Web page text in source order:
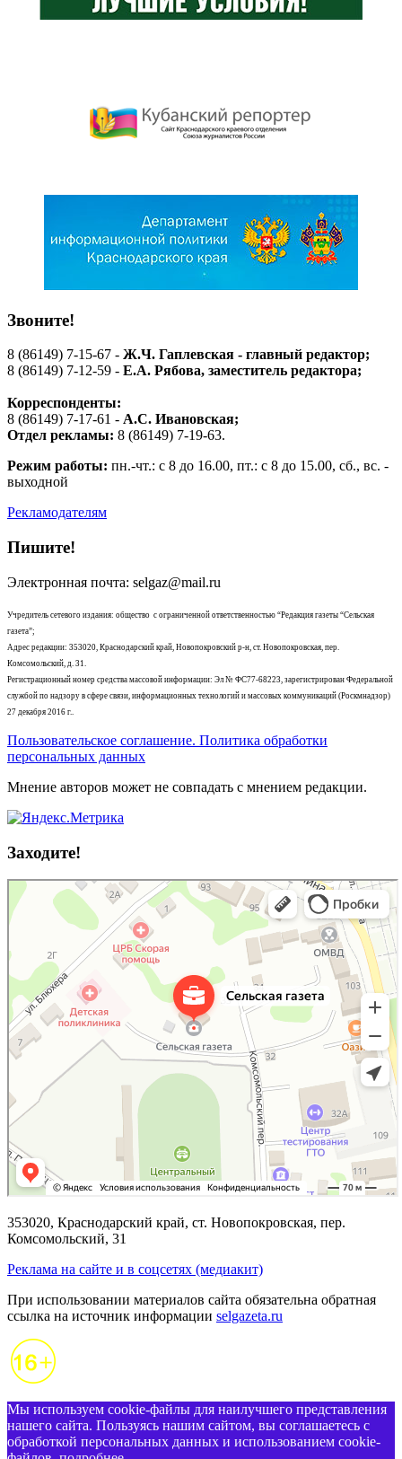
Звоните!
8 (86149) 7-15-67 - Ж.Ч. Гаплевская - главный редактор;
8 (86149) 7-12-59 - Е.А. Рябова, заместитель редактора;
Корреспонденты:
8 (86149) 7-17-61 - А.С. Ивановская;
Отдел рекламы: 8 (86149) 7-19-63.
Режим работы: пн.-чт.: с 8 до 16.00, пт.: с 8 до 15.00, сб., вс. -
выходной
Рекламодателям
Пишите!
Электронная почта: selgaz@mail.ru
Учредитель сетевого издания: общество с ограниченной ответственностью “Редакция газеты “Сельская
газета”;
Адрес редакции: 353020, Краснодарский край, Новопокровский р-н, ст. Новопокровская, пер.
Комсомольский, д. 31.
Регистрационный номер средства массовой информации: Эл № ФС77-68223, зарегистрирован Федеральной
службой по надзору в сфере связи, информационных технологий и массовых коммуникаций (Роскмнадзор)
27 декабря 2016 г..
Пользовательское соглашение. Политика обработки
персональных данных
Мнение авторов может не совпадать с мнением редакции.
Заходите!
353020, Краснодарский край, ст. Новопокровская, пер.
Комсомольский, 31
Реклама на сайте и в соцсетях (медиакит)
При использовании материалов сайта обязательна обратная
ссылка на источник информации selgazeta.ru
Мы используем cookie-файлы для наилучшего представления
нашего сайта. Пользуясь нашим сайтом, вы соглашаетесь с
обработкой персональных данных и использованием cookie-